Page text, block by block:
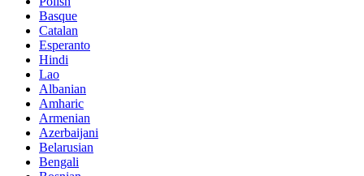
Basque
Catalan
Esperanto
Hindi
Lao
Albanian
Amharic
Armenian
Azerbaijani
Belarusian
Bengali